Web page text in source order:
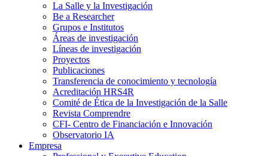
La Salle y la Investigación
Be a Researcher
Grupos e Institutos
Áreas de investigación
Líneas de investigación
Proyectos
Publicaciones
Transferencia de conocimiento y tecnología
Acreditación HRS4R
Comité de Ética de la Investigación de la Salle
Revista Comprendre
CFI- Centro de Financiación e Innovación
Observatorio IA
Empresa